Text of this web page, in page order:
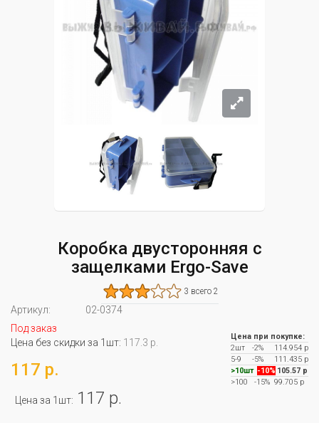
Коробка двусторонняя с
защелками Ergo-Save
3 всего 2
Артикул:
02-0374
Под заказ
Цена без скидки за 1шт: 117.3 р.
117 р.
Цена за 1шт: 117 р.
Цена при покупке:
2шт
-2%
114.954 р
5-9
-5%
111.435 р
>10шт -10% 105.57 р
>100
-15% 99.705 р